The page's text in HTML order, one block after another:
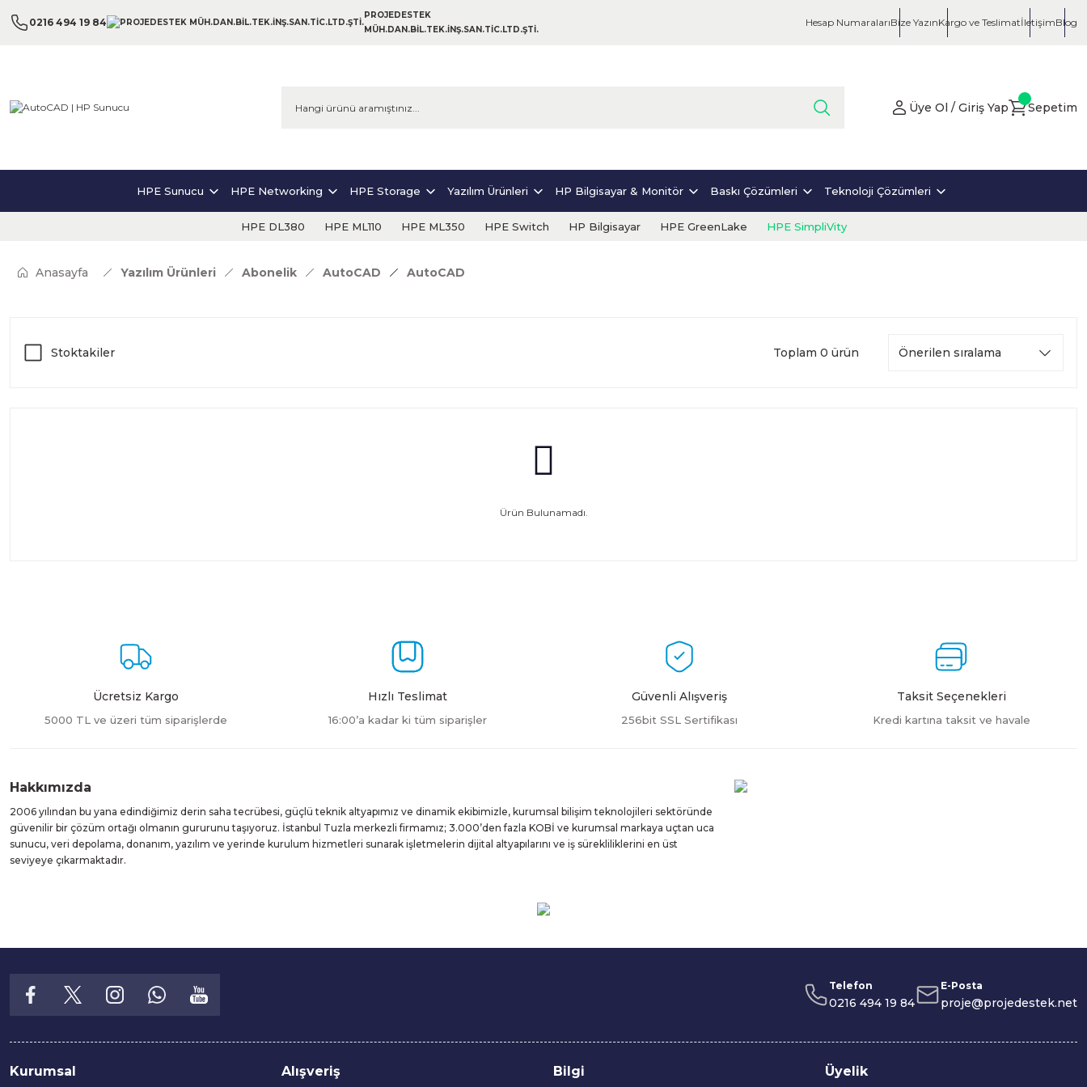
0216 494 19 84
PROJEDESTEK
MÜH.DAN.BİL.TEK.İNŞ.SAN.TİC.LTD.ŞTİ.
Hesap NumaralarıBize YazınKargo ve TeslimatİletişimBlog
Üye Ol / Giriş Yap Sepetim
HPE Sunucu HPE Networking HPE Storage Yazılım Ürünleri HP Bilgisayar & Monitör Baskı Çözümleri Teknoloji Çözümleri
HPE DL380 HPE ML110 HPE ML350 HPE Switch HP Bilgisayar HPE GreenLake HPE SimpliVity
Anasayfa Yazılım Ürünleri Abonelik AutoCAD AutoCAD
Stoktakiler Toplam 0 ürün
Ürün Bulunamadı.
Ücretsiz Kargo
5000 TL ve üzeri tüm siparişlerde
Hızlı Teslimat
16:00’a kadar ki tüm siparişler
Güvenli Alışveriş
256bit SSL Sertifikası
Taksit Seçenekleri
Kredi kartına taksit ve havale
Hakkımızda
2006 yılından bu yana edindiğimiz derin saha tecrübesi, güçlü teknik altyapımız ve dinamik ekibimizle, kurumsal bilişim teknolojileri sektöründe
güvenilir bir çözüm ortağı olmanın gururunu taşıyoruz. İstanbul Tuzla merkezli firmamız; 3.000’den fazla KOBİ ve kurumsal markaya uçtan uca
sunucu, veri depolama, donanım, yazılım ve yerinde kurulum hizmetleri sunarak işletmelerin dijital altyapılarını ve iş sürekliliklerini en üst
seviyeye çıkarmaktadır.
Telefon
0216 494 19 84
E-Posta
proje@projedestek.net
Kurumsal Alışveriş Bilgi Üyelik